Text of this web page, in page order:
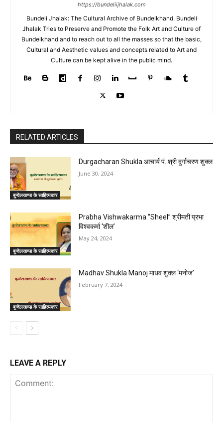
https://bundeliijhalak.com
Bundeli Jhalak: The Cultural Archive of Bundelkhand. Bundeli
Jhalak Tries to Preserve and Promote the Folk Art and Culture of
Bundelkhand and to reach out to all the masses so that the basic,
Cultural and Aesthetic values and concepts related to Art and
Culture can be kept alive in the public mind.
RELATED ARTICLES
बुन्देलखण्ड के साहित्यकार
Durgacharan Shukla आचार्य पं. श्री दुर्गाचरण शुक्ल
June 30, 2024
बुन्देलखण्ड के साहित्यकार
Prabha Vishwakarma “Sheel” श्रीमती प्रभा
विश्वकर्मा ‘शील’
May 24, 2024
बुन्देलखण्ड के साहित्यकार
Madhav Shukla Manoj माधव शुक्ल ‘मनोज’
February 7, 2024
LEAVE A REPLY